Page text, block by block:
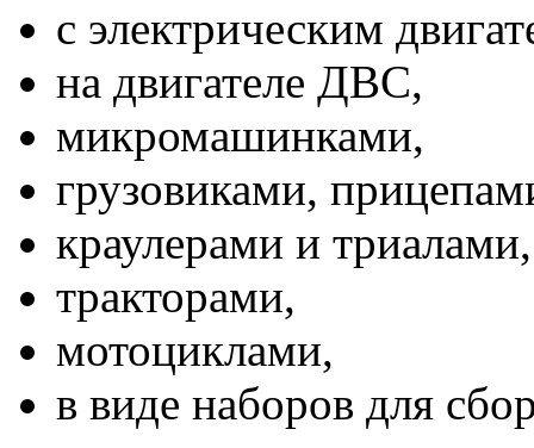
с электрическим
на двигателе ДВС,
микромашинками,
грузовиками,
краулерами и триалами,
тракторами,
мотоциклами,
в виде наборов для